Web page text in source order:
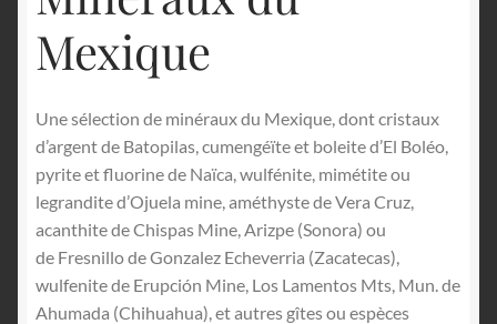
Catégories
Nouveautés
Achat
Mon compte
Français
Boutique
Nouveautés
Blog
Achat
Sites amis
Mexique
Une sélection de minéraux du Mexique, dont cristaux
d’argent de Batopilas, cumengéïte et boleite d’El Boléo,
pyrite et fluorine de Naïca, wulfénite, mimétite ou
legrandite d’Ojuela mine, améthyste de Vera Cruz,
acanthite de Chispas Mine, Arizpe (Sonora) ou
de Fresnillo de Gonzalez Echeverria (Zacatecas),
wulfenite de Erupción Mine, Los Lamentos Mts, Mun. de
Ahumada (Chihuahua), et autres gîtes ou espèces